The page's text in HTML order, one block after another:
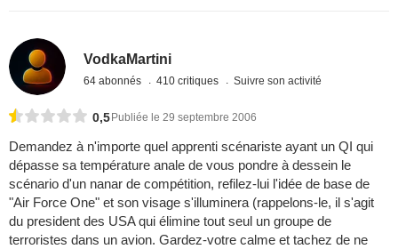
VodkaMartini
64 abonnés 410 critiques Suivre son activité
0,5 Publiée le 29 septembre 2006
Demandez à n'importe quel apprenti scénariste ayant un QI qui
dépasse sa température anale de vous pondre à dessein le
scénario d'un nanar de compétition, refilez-lui l'idée de base de
"Air Force One" et son visage s'illuminera (rappelons-le, il s'agit
du president des USA qui élimine tout seul un groupe de
terroristes dans un avion. Gardez-votre calme et tachez de ne